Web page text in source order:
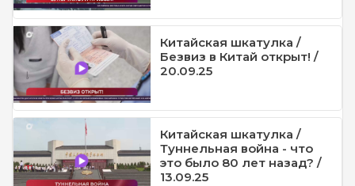
Китайская шкатулка /
Безвиз в Китай открыт! /
20.09.25
Китайская шкатулка /
Туннельная война - что
это было 80 лет назад? /
13.09.25